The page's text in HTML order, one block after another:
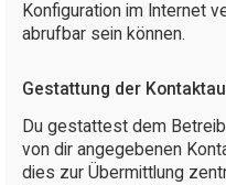
Konfiguration im Internet
abrufbar sein können.
Gestattung der
Du gestattest dem
von dir angegebenen
dies zur Übermittlung